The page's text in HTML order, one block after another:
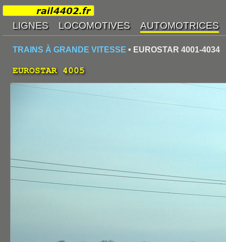
TRAINS À GRANDE VITESSE • EUROSTAR 4001-4034
EUROSTAR 4005